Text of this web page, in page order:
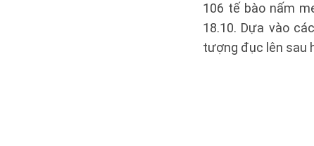
106 tế bào nấm
18.10. Dựa vào
tượng đục lên sau